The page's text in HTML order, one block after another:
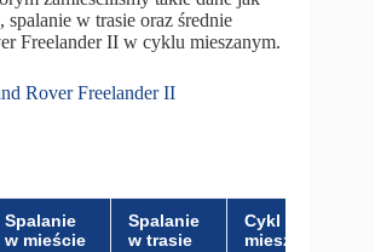
spalanie w trasie oraz średnie
Freelander II w cyklu mieszanym.
Rover Freelander II
Spalanie
w mieście
Spalanie
w trasie
Cykl
mieszany